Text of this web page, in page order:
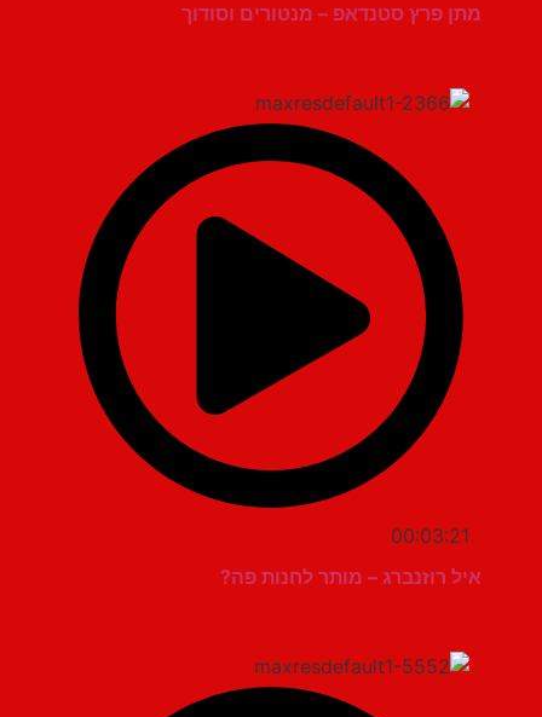
מתן פרץ סטנדאפ – מנטורים וסודוך
00:03:21
איל רוזנברג – מותר לחנות פה?